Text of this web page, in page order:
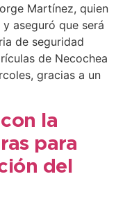
Martínez, quien
aseguró que será
de seguridad
de Necochea
gracias a un
la
para
del